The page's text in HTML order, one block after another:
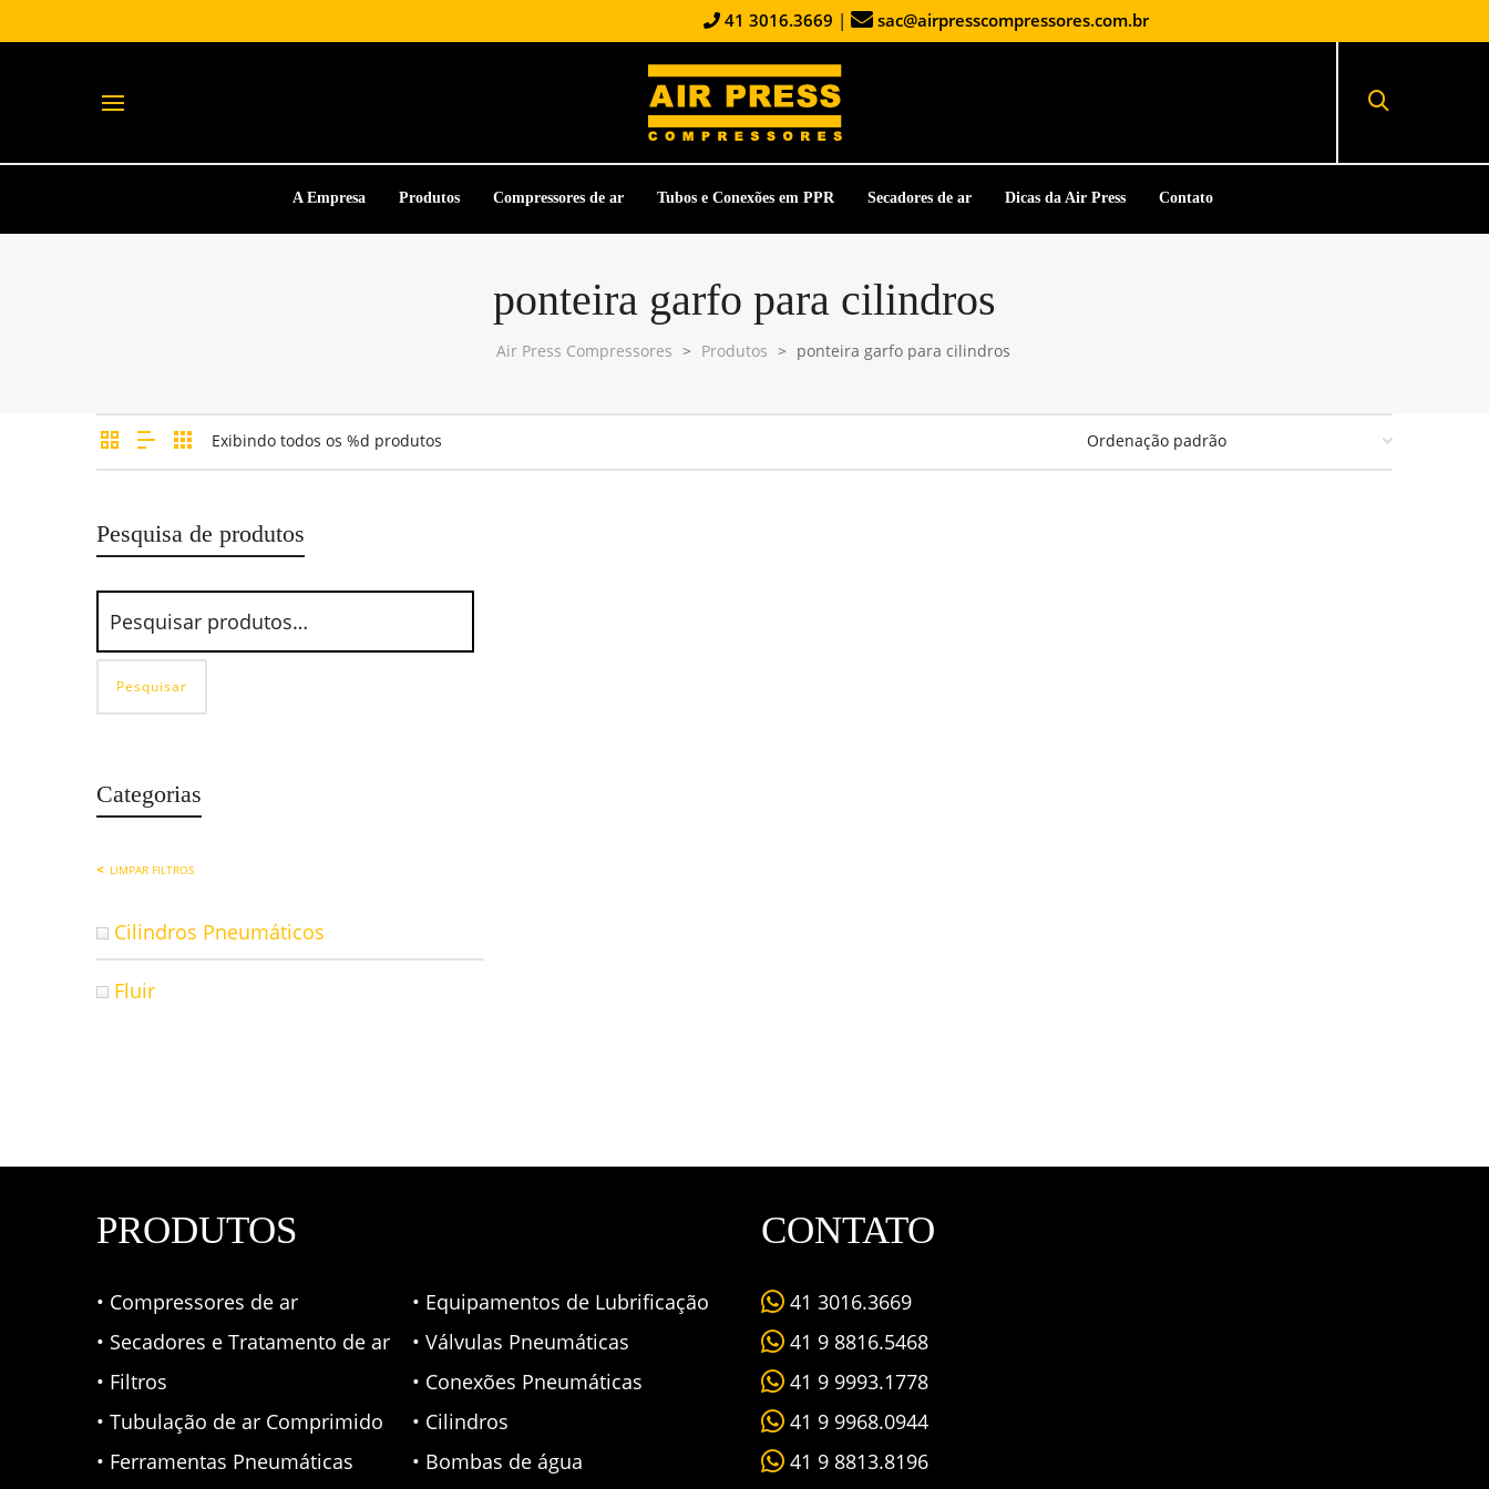
41 3016.3669 | sac@airpresscompressores.com.br
A Empresa Produtos Compressores de ar Tubos e Conexões em PPR Secadores de ar Dicas da Air Press Contato
ponteira garfo para cilindros
Air Press Compressores > Produtos > ponteira garfo para cilindros
Exibindo todos os %d produtos
Pesquisa de produtos
Pesquisar
Categorias
LIMPAR FILTROS
Cilindros Pneumáticos
Fluir
PRODUTOS
• Compressores de ar
• Secadores e Tratamento de ar
• Filtros
• Tubulação de ar Comprimido
• Ferramentas Pneumáticas
• Equipamentos de Lubrificação
• Válvulas Pneumáticas
• Conexões Pneumáticas
• Cilindros
• Bombas de água
CONTATO
41 3016.3669
41 9 8816.5468
41 9 9993.1778
41 9 9968.0944
41 9 8813.8196